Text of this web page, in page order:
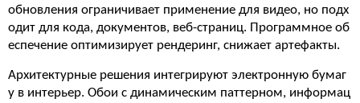
обновления ограничивает применение для видео, но подх
одит для кода, документов, веб-страниц. Программное об
еспечение оптимизирует рендеринг, снижает артефакты.
Архитектурные решения интегрируют электронную бумаг
у в интерьер. Обои с динамическим паттерном, информац